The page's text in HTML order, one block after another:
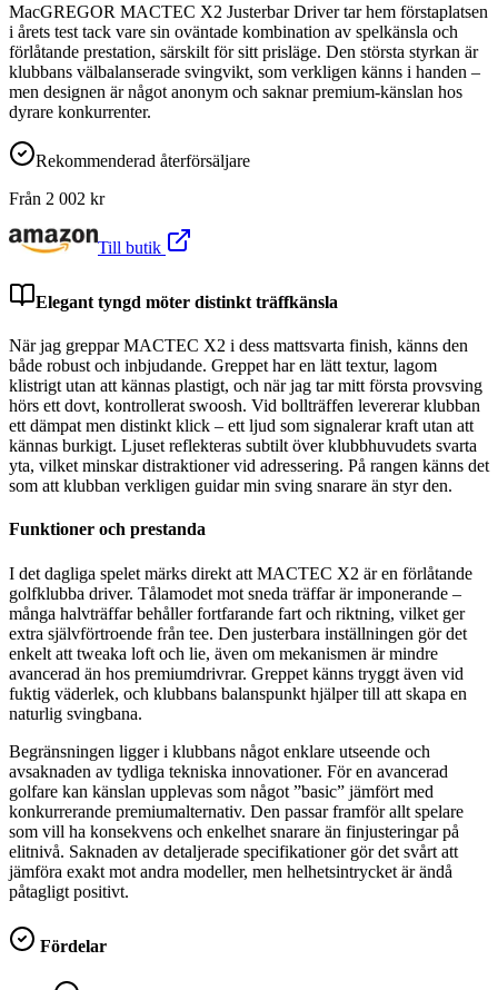
MacGREGOR MACTEC X2 Justerbar Driver tar hem förstaplatsen
i årets test tack vare sin oväntade kombination av spelkänsla och
förlåtande prestation, särskilt för sitt prisläge. Den största styrkan är
klubbans välbalanserade svingvikt, som verkligen känns i handen –
men designen är något anonym och saknar premium-känslan hos
dyrare konkurrenter.
Rekommenderad återförsäljare
Från 2 002 kr
Till butik
Elegant tyngd möter distinkt träffkänsla
När jag greppar MACTEC X2 i dess mattsvarta finish, känns den
både robust och inbjudande. Greppet har en lätt textur, lagom
klistrigt utan att kännas plastigt, och när jag tar mitt första provsving
hörs ett dovt, kontrollerat swoosh. Vid bollträffen levererar klubban
ett dämpat men distinkt klick – ett ljud som signalerar kraft utan att
kännas burkigt. Ljuset reflekteras subtilt över klubbhuvudets svarta
yta, vilket minskar distraktioner vid adressering. På rangen känns det
som att klubban verkligen guidar min sving snarare än styr den.
Funktioner och prestanda
I det dagliga spelet märks direkt att MACTEC X2 är en förlåtande
golfklubba driver. Tålamodet mot sneda träffar är imponerande –
många halvträffar behåller fortfarande fart och riktning, vilket ger
extra självförtroende från tee. Den justerbara inställningen gör det
enkelt att tweaka loft och lie, även om mekanismen är mindre
avancerad än hos premiumdrivrar. Greppet känns tryggt även vid
fuktig väderlek, och klubbans balanspunkt hjälper till att skapa en
naturlig svingbana.
Begränsningen ligger i klubbans något enklare utseende och
avsaknaden av tydliga tekniska innovationer. För en avancerad
golfare kan känslan upplevas som något ”basic” jämfört med
konkurrerande premiumalternativ. Den passar framför allt spelare
som vill ha konsekvens och enkelhet snarare än finjusteringar på
elitnivå. Saknaden av detaljerade specifikationer gör det svårt att
jämföra exakt mot andra modeller, men helhetsintrycket är ändå
påtagligt positivt.
Fördelar